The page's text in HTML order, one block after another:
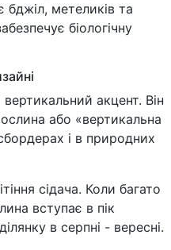
метеликів та
біологічну
акцент. Він
або «вертикальна
і в природних
сідача. Коли багато
вступає в пік
в серпні - вересні.